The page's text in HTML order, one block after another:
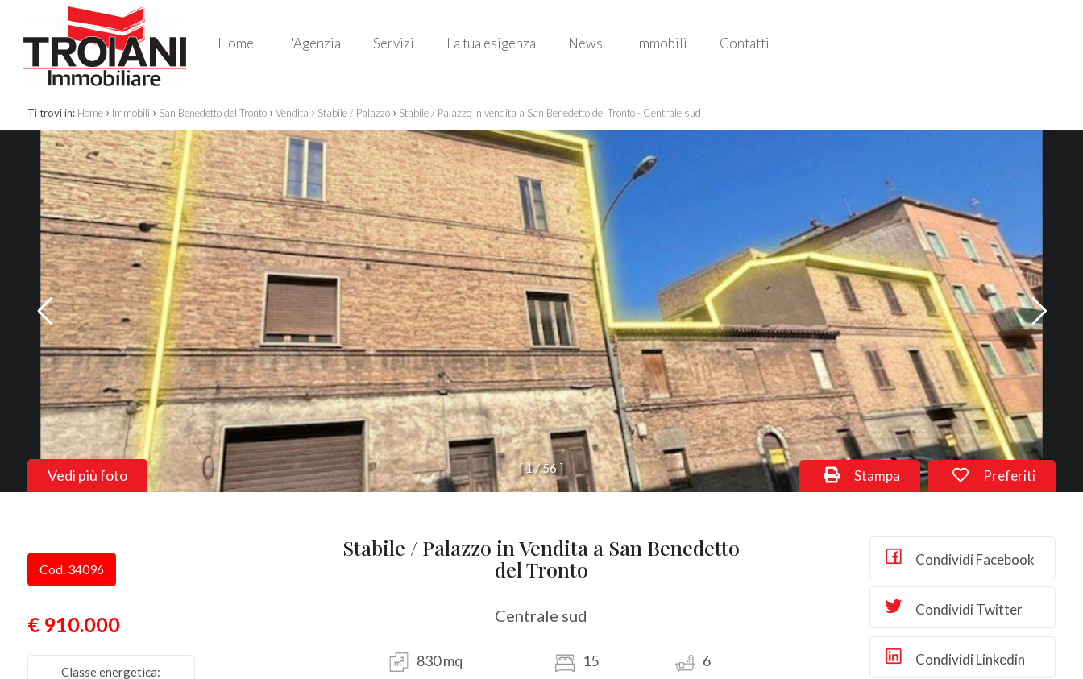
Home L'Agenzia Servizi La tua esigenza News Immobili Contatti
Ti trovi in: Home › Immobili › San Benedetto del Tronto › Vendita › Stabile / Palazzo › Stabile / Palazzo in vendita a San Benedetto del Tronto - Centrale sud
[1/56 ]
Vedi più foto
Cod. 34096
€ 910.000
Classe energetica:
Stabile / Palazzo in Vendita a San Benedetto
del Tronto
Centrale sud
830 mq 15 6
Preferiti
Stampa
Condividi Facebook
Condividi Twitter
Condividi Linkedin